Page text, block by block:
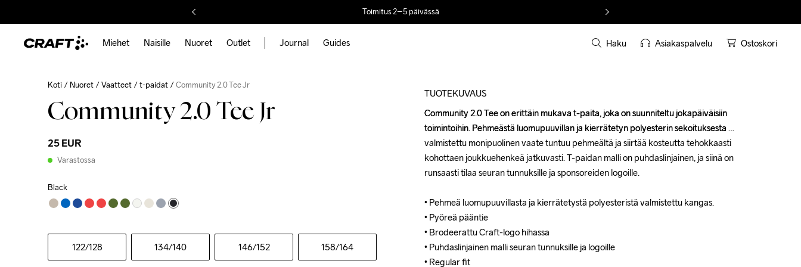
Toimitus 2–5 päivässä
Miehet Naisille Nuoret Outlet Journal Guides Haku Asiakaspalvelu Ostoskori
Koti Nuoret Vaatteet t-paidat Community 2.0 Tee Jr
Community 2.0 Tee Jr
25 EUR
Varastossa
Black
122/128 134/140 146/152 158/164
TUOTEKUVAUS
Community 2.0 Tee on erittäin mukava t-paita, joka on suunniteltu jokapäiväisiin
toimintoihin. Pehmeästä luomupuuvillan ja kierrätetyn polyesterin sekoituksesta
valmistettu monipuolinen vaate tuntuu pehmeältä ja siirtää kosteutta tehokkaasti
kohottaen joukkuehenkeä jatkuvasti. T-paidan malli on puhdaslinjainen, ja siinä on
runsaasti tilaa seuran tunnuksille ja sponsoreiden logoille.
• Pehmeä luomupuuvillasta ja kierrätetystä polyesteristä valmistettu kangas.
• Pyöreä pääntie
• Brodeerattu Craft-logo hihassa
• Puhdaslinjainen malli seuran tunnuksille ja logoille
• Regular fit
Community 2.0 Tee on erittäin mukava t-paita, joka on suunniteltu jokapäiväisiin
toimintoihin. Pehmeästä luomupuuvillan ja kierrätetyn polyesterin sekoituksesta
valmistettu monipuolinen vaate tuntuu pehmeältä ja siirtää kosteutta tehokkaasti
kohottaen joukkuehenkeä jatkuvasti. T-paidan malli on puhdaslinjainen, ja siinä on
runsaasti tilaa seuran tunnuksille ja sponsoreiden logoille.
• Pehmeä luomupuuvillasta ja kierrätetystä polyesteristä valmistettu kangas.
• Pyöreä pääntie
• Brodeerattu Craft-logo hihassa
• Puhdaslinjainen malli seuran tunnuksille ja logoille
• Regular fit